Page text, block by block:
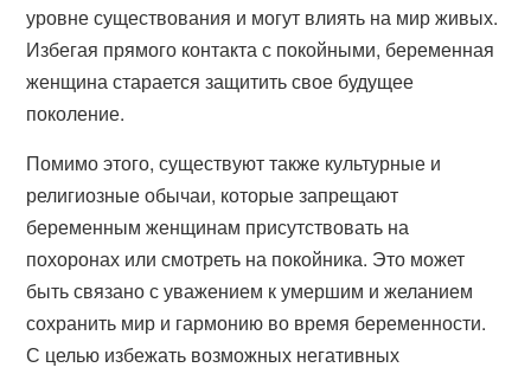
уровне существования и могут влиять на мир живых.
Избегая прямого контакта с покойными, беременная
женщина старается защитить свое будущее
поколение.
Помимо этого, существуют также культурные и
религиозные обычаи, которые запрещают
беременным женщинам присутствовать на
похоронах или смотреть на покойника. Это может
быть связано с уважением к умершим и желанием
сохранить мир и гармонию во время беременности.
С целью избежать возможных негативных